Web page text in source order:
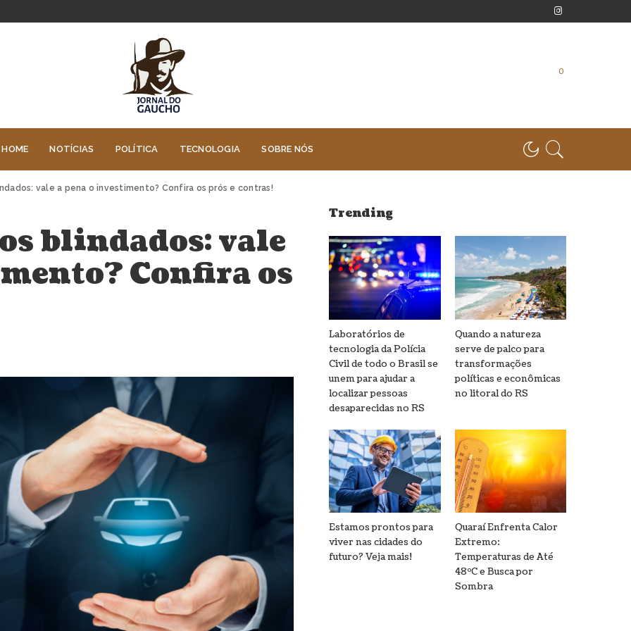
0
HOME NOTÍCIAS POLÍTICA TECNOLOGIA SOBRE NÓS
vale a pena o investimento? Confira os prós e contras!
blindados: vale
Confira os
Trending
Laboratórios de
tecnologia da Polícia
Civil de todo o Brasil se
unem para ajudar a
localizar pessoas
desaparecidas no RS
Quando a natureza
serve de palco para
transformações
políticas e econômicas
no litoral do RS
Estamos prontos para
viver nas cidades do
futuro? Veja mais!
Quaraí Enfrenta Calor
Extremo:
Temperaturas de Até
48ºC e Busca por
Sombra